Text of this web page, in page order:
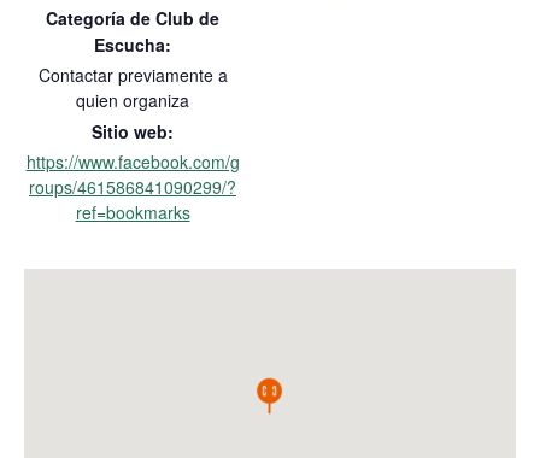
Categoría de Club de
Escucha:
Contactar previamente a
quien organiza
Sitio web:
https://www.facebook.com/g
roups/461586841090299/?
ref=bookmarks